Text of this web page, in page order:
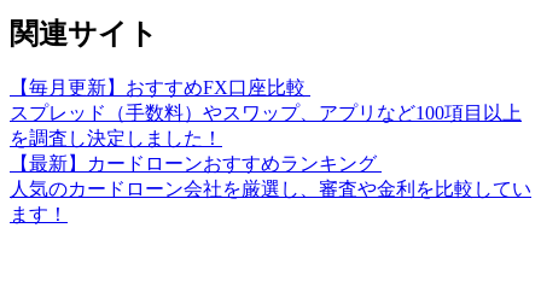
関連サイト
【毎月更新】おすすめFX口座比較
スプレッド（手数料）やスワップ、アプリなど100項目以上
を調査し決定しました！
【最新】カードローンおすすめランキング
人気のカードローン会社を厳選し、審査や金利を比較してい
ます！